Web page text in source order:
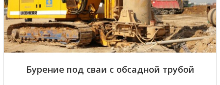
Бурение под сваи с обсадной трубой